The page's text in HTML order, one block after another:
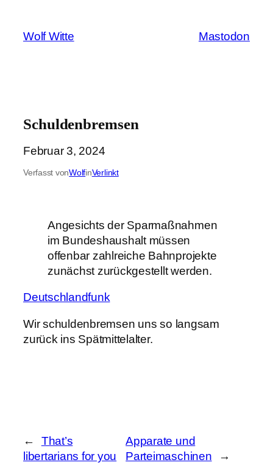
springen
Wolf Witte Mastodon
Schuldenbremsen
Februar 3, 2024
Verfasst vonWolfinVerlinkt
Angesichts der Sparmaßnahmen
im Bundeshaushalt müssen
offenbar zahlreiche Bahnprojekte
zunächst zurückgestellt werden.
Deutschlandfunk
Wir schuldenbremsen uns so langsam
zurück ins Spätmittelalter.
←
That’s
libertarians for you
Apparate und
Parteimaschinen
→